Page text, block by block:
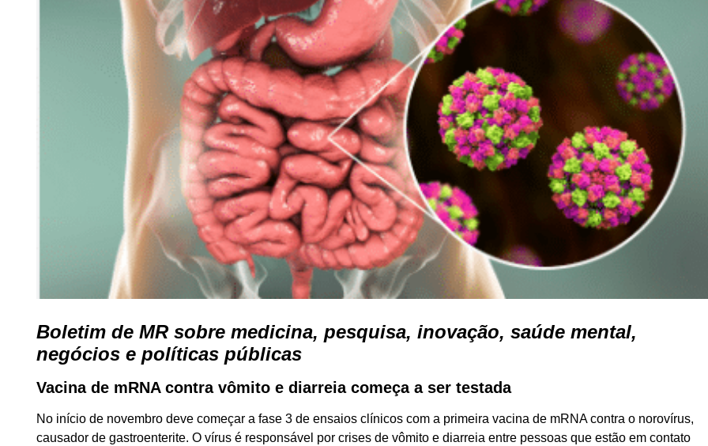
Boletim de MR sobre medicina, pesquisa, inovação, saúde mental,
negócios e políticas públicas
Vacina de mRNA contra vômito e diarreia começa a ser testada
No início de novembro deve começar a fase 3 de ensaios clínicos com a primeira vacina de mRNA contra o norovírus,
causador de gastroenterite. O vírus é responsável por crises de vômito e diarreia entre pessoas que estão em contato